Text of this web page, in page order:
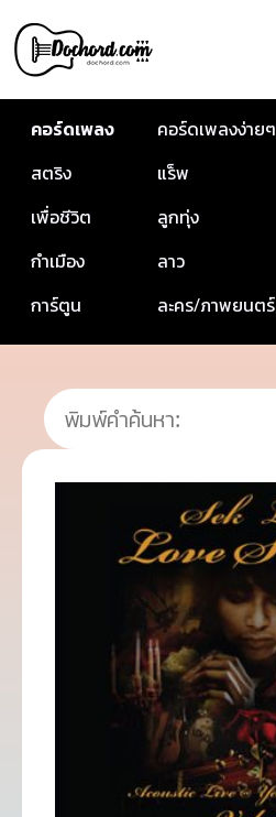
คอร์ดเพลง คอร์ดเพลงง่ายๆ
สตริง
แร็พ
เพื่อชีวิต
ลูกทุ่ง
กำเมือง
ลาว
การ์ตูน
ละคร/ภาพยนตร์